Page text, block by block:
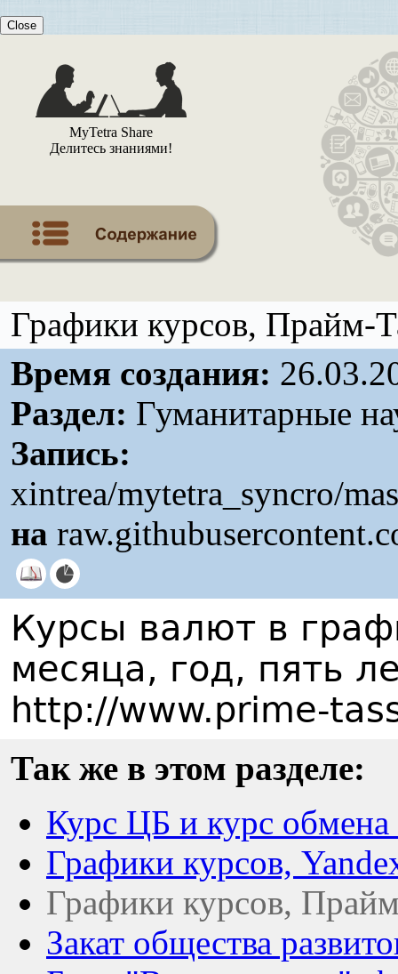
Close
MyTetra Share
Делитесь знаниями!
Графики курсов, Прайм-
Время создания:
Раздел: Гуманитарные
Запись:
xintrea/mytetra_syncro/
на
Курсы валют в
месяца, год, пять
http://www.prime-
Так же в этом разделе:
Курс ЦБ и курс
Графики курсов,
Графики курсов,
Закат общества